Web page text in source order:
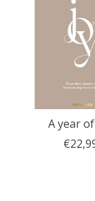
A year